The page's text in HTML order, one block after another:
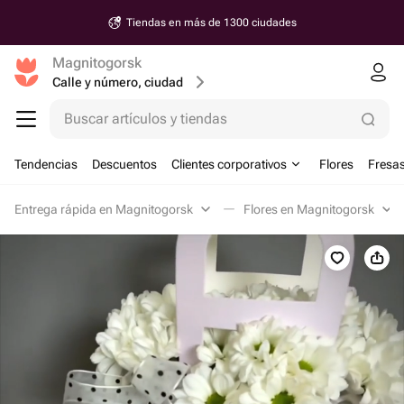
Tiendas en más de 1300 ciudades
Magnitogorsk
Calle y número, ciudad
Buscar artículos y tiendas
Tendencias Descuentos Clientes corporativos Flores
Entrega rápida en Magnitogorsk Flores en Magnitogorsk